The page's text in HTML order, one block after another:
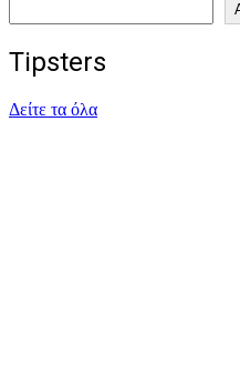
Tipsters
Δείτε τα όλα